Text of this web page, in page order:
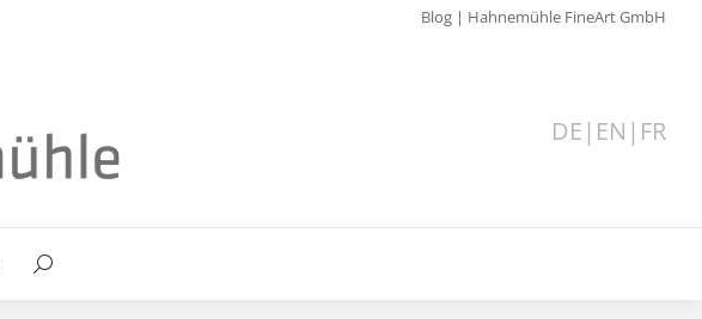
Blog | Hahnemühle FineArt GmbH
DE | EN | FR
Search: